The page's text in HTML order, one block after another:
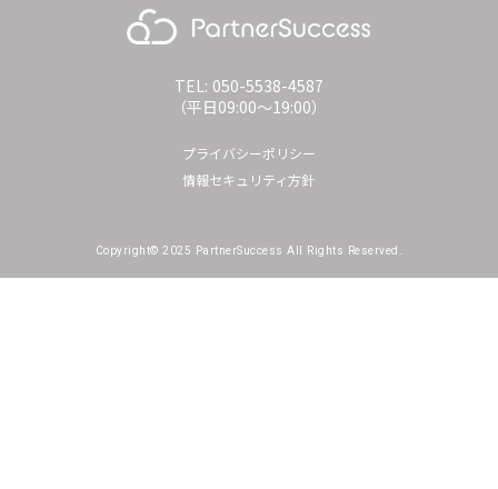
TEL: 050-5538-4587
（平日09:00〜19:00）
プライバシーポリシー
情報セキュリティ方針
Copyright© 2025 PartnerSuccess All Rights Reserved.